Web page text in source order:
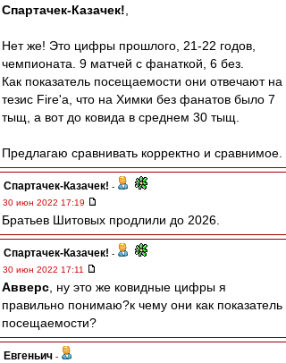
Спартачек-Казачек!
Нет же! Это цифры прошлого, 21-22 годов,
чемпионата. 9 матчей с фанаткой, 6 без.
Как показатель посещаемости они отвечают на
тезис Fire'a, что на Химки без фанатов было 7
тыщ, а вот до ковида в среднем 30 тыщ.
Предлагаю сравнивать корректно и сравнимое.
Спартачек-Казачек! -
30 июн 2022 17:19
Братьев Шитовых продлили до 2026.
Спартачек-Казачек! -
30 июн 2022 17:11
Авверс , ну это же ковидные цифры я
правильно понимаю?к чему они как показатель
посещаемости?
Евгеньич -